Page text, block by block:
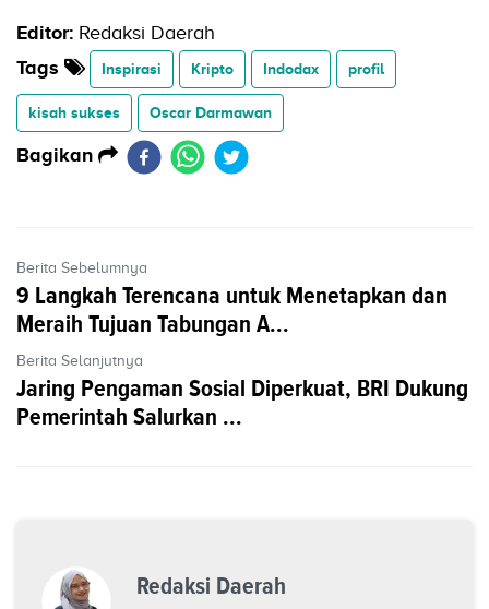
Editor: Redaksi Daerah
Tags
Inspirasi Kripto Indodax profil
kisah sukses Oscar Darmawan
Bagikan
Berita Sebelumnya
9 Langkah Terencana untuk Menetapkan dan
Meraih Tujuan Tabungan A...
Berita Selanjutnya
Jaring Pengaman Sosial Diperkuat, BRI Dukung
Pemerintah Salurkan ...
Redaksi Daerah